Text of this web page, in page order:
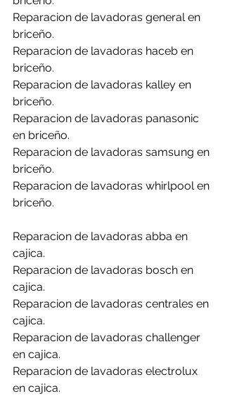
Reparacion de lavadoras general en
briceño.
Reparacion de lavadoras haceb en
briceño.
Reparacion de lavadoras kalley en
briceño.
Reparacion de lavadoras panasonic
en briceño.
Reparacion de lavadoras samsung en
briceño.
Reparacion de lavadoras whirlpool en
briceño.
Reparacion de lavadoras abba en
cajica.
Reparacion de lavadoras bosch en
cajica.
Reparacion de lavadoras centrales en
cajica.
Reparacion de lavadoras challenger
en cajica.
Reparacion de lavadoras electrolux
en cajica.